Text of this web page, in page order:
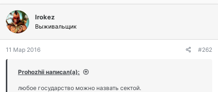
Irokez
Выживальщик
11 Мар 2016 #262
Prohozhii написал(а):
любое государство можно назвать сектой.